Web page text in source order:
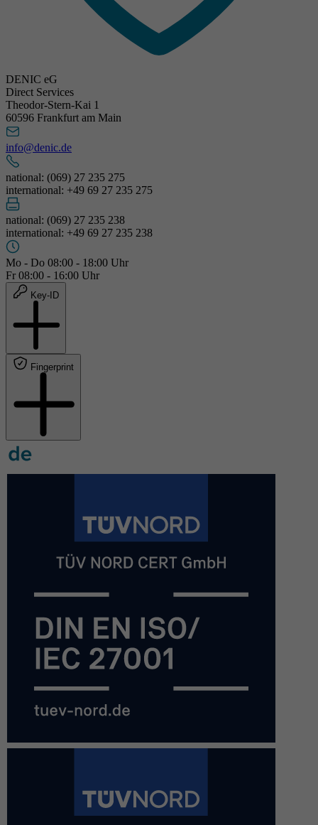
DENIC eG
Direct Services
Theodor-Stern-Kai 1
60596 Frankfurt am Main
info@denic.de
national: (069) 27 235 275
international: +49 69 27 235 275
national: (069) 27 235 238
international: +49 69 27 235 238
Mo - Do 08:00 - 18:00 Uhr
Fr 08:00 - 16:00 Uhr
Key-ID
Fingerprint